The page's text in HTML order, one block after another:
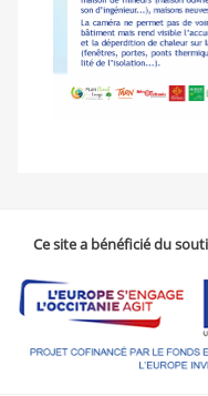
Ce site a bénéficié du